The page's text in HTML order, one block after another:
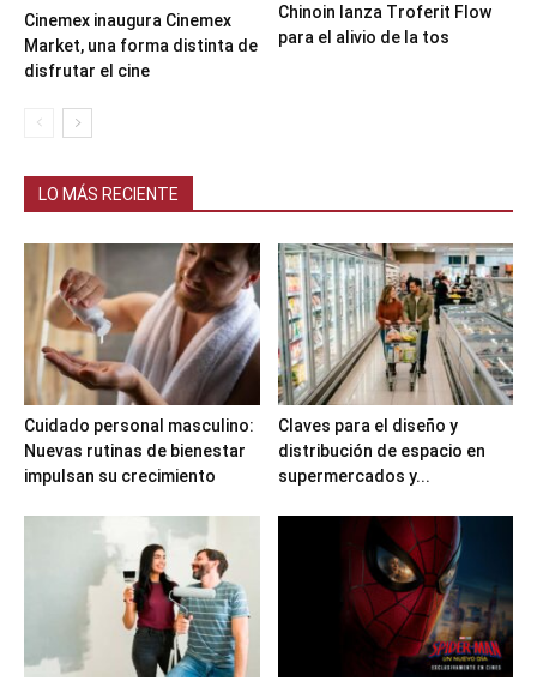
Cinemex inaugura Cinemex
Market, una forma distinta de
disfrutar el cine
Chinoin lanza Troferit Flow
para el alivio de la tos
LO MÁS RECIENTE
Cuidado personal masculino:
Nuevas rutinas de bienestar
impulsan su crecimiento
Claves para el diseño y
distribución de espacio en
supermercados y...